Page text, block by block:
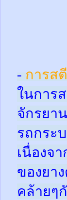
- การส
ในการ
จักรยา
รถกระ
เนื่องจ
ของยา
คล้ายๆ